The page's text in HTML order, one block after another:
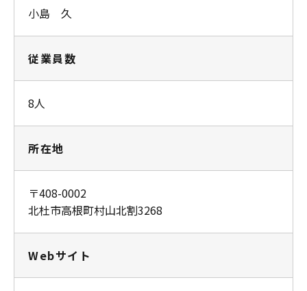
小島 久
従業員数
8人
所在地
〒408-0002
北杜市高根町村山北割3268
Webサイト